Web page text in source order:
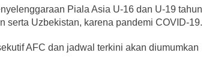
Piala Asia U-16 dan U-19 tahun
serta Uzbekistan, karena pandemi COVID-19.
AFC dan jadwal terkini akan diumumkan